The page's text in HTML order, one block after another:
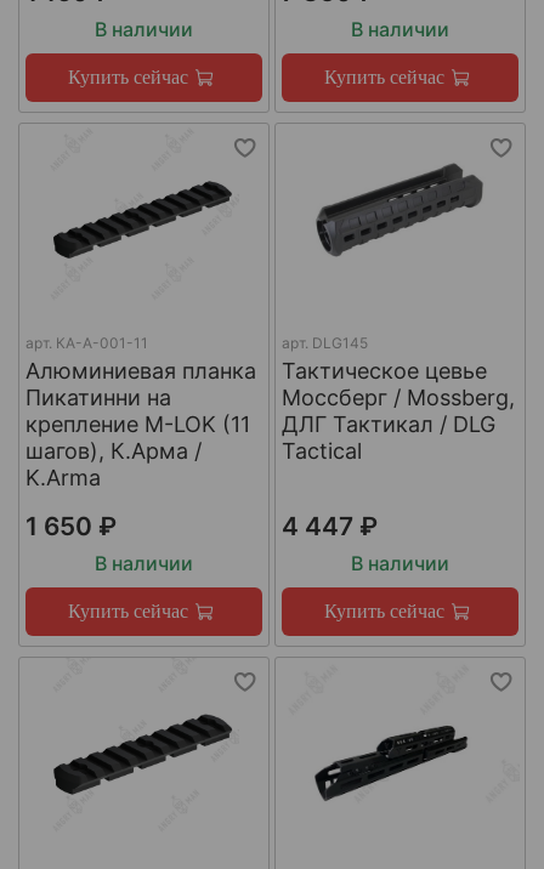
В наличии
Купить сейчас
В наличии
Купить сейчас
арт. КА-А-001-11
Алюминиевая планка
Пикатинни на
крепление M-LOK (11
шагов), К.Арма /
K.Arma
1 650 ₽
В наличии
Купить сейчас
арт. DLG145
Тактическое цевье
Моссберг / Mossberg,
ДЛГ Тактикал / DLG
Tactical
4 447 ₽
В наличии
Купить сейчас